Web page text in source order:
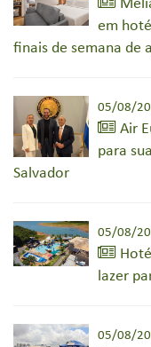
em
finais de semana de
05/08/
Air
para
Salvador
05/08/
lazer
05/08/